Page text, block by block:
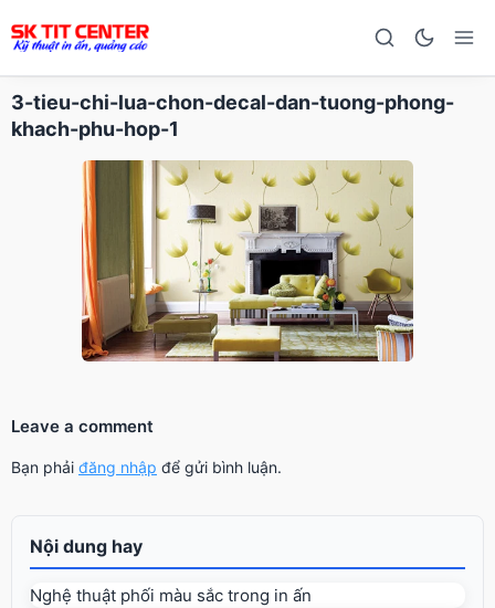
3-tieu-chi-lua-chon-decal-dan-tuong-phong-
khach-phu-hop-1
Leave a comment
Bạn phải đăng nhập để gửi bình luận.
Nội dung hay
Nghệ thuật phối màu sắc trong in ấn